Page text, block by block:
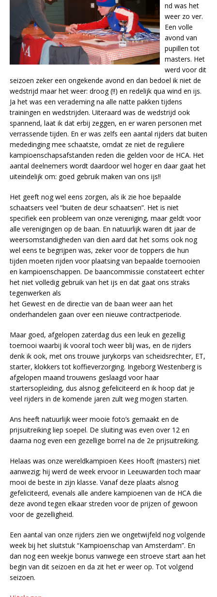
nd was het
weer zo ver.
Een volle
avond van
pupillen tot
masters. Het
werd voor dit
seizoen zeker een ongekende avond en dan bedoel ik niet de
wedstrijd maar het weer: droog (!!) en redelijk qua wind en ijs.
Ja het was een verademing na alle natte pakken tijdens
trainingen en wedstrijden. Uiteraard was de wedstrijd ook
spannend, laat ik dat erbij zeggen, en er waren personen met
verrassende tijden. En er was zelfs een aantal rijders dat buiten
mededinging mee schaatste, omdat ze niet de reguliere
kampioenschapsafstanden reden die gelden voor de HCA. Het
aantal deelnemers wordt daardoor wel hoger en daar gaat het
uiteindelijk om: goed gebruik maken van ons ijs!!
Het geeft nog wel eens zorgen, als ik zie hoe bepaalde
schaatsers veel “buiten de deur schaatsen”. Het is niet
specifiek een probleem van onze vereniging, maar geldt voor
alle verenigingen op de baan. En natuurlijk waren dit jaar de
weersomstandigheden van dien aard dat het soms ook nog
wel eens te begrijpen was, zeker voor de toppers die hun
tijden moeten rijden voor plaatsing van bepaalde toernooien
en kampioenschappen. De baancommissie constateert echter
het niet volledig gebruik van het ijs en dat gaat ons straks
tegenwerken als
het Gewest en de directie van de baan weer aan het
onderhandelen gaan over een nieuwe contractperiode.
Maar goed, afgelopen zaterdag dus een leuk en gezellig
toernooi waarbij ik vooral toch weer blij was, en de rijders
denk ik ook, met ons trouwe jurykorps van scheidsrechter, ET,
starter, klokkers tot koffieverzorging. Ingeborg Westenberg is
afgelopen maand trouwens geslaagd voor haar
startersopleiding, dus alsnog gefeliciteerd en ik hoop dat je
veel rijders in de komende jaren zult weg mogen starten.
Ans heeft natuurlijk weer mooie foto’s gemaakt en de
prijsuitreiking liep soepel. De sluiting was even over 12 en
daarna nog even een gezellige borrel na de 2e prijsuitreiking.
Helaas was onze wereldkampioen Kees Hooft (masters) niet
aanwezig; hij werd de week ervoor in Leeuwarden toch maar
mooi de beste in zijn klasse. Vanaf deze plaats alsnog
gefeliciteerd, evenals alle andere kampioenen van de HCA die
deze avond tegen elkaar streden voor de prijzen of gewoon
voor de gezelligheid.
Een aantal van onze rijders zien we ongetwijfeld nog volgende
week bij het sluitstuk “Kampioenschap van Amsterdam”. En
dan nog een weekje bonus vanwege een stroeve start aan het
begin van dit seizoen en da zit het er weer op. Tot volgend
seizoen.